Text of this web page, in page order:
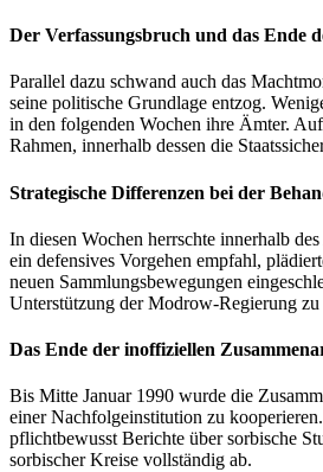
Der Verfassungsbruch und das Ende
Parallel dazu schwand auch das
seine politische Grundlage entzog.
in den folgenden Wochen ihre Ämter.
Rahmen, innerhalb dessen die
Strategische Differenzen bei der
In diesen Wochen herrschte innerhalb
ein defensives Vorgehen empfahl,
neuen Sammlungsbewegungen
Unterstützung der Modrow-Regierung
Das Ende der inoffiziellen
Bis Mitte Januar 1990 wurde die
einer Nachfolgeinstitution zu
pflichtbewusst Berichte über sorbische
sorbischer Kreise vollständig ab.